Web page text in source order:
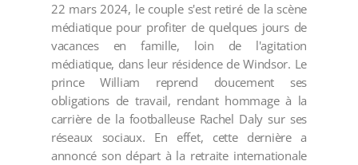
22 mars 2024, le couple s'est retiré de la scène
médiatique pour profiter de quelques jours de
vacances en famille, loin de l'agitation
médiatique, dans leur résidence de Windsor. Le
prince William reprend doucement ses
obligations de travail, rendant hommage à la
carrière de la footballeuse Rachel Daly sur ses
réseaux sociaux. En effet, cette dernière a
annoncé son départ à la retraite internationale